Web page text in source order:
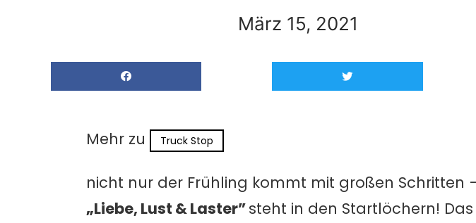
März 15, 2021
Mehr zu Truck Stop
nicht nur der Frühling kommt mit großen Schritten
„Liebe, Lust & Laster”steht in den Startlöchern!